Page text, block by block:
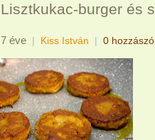
Lisztkukac-burger és
7 éve | Kiss István | 0